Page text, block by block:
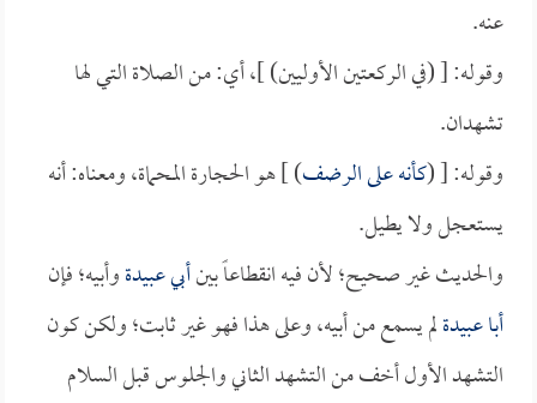
عنه.
وقوله: [ (في الركعتين الأوليين) ]، أي: من الصلاة التي لها
تشهدان.
وقوله: [ (كأنه على الرضف) ] هو الحجارة المحماة، ومعناه: أنه
يستعجل ولا يطيل.
والحديث غير صحيح؛ لأن فيه انقطاعاً بينأبي عبيدةوأبيه؛ فإن
أبا عبيدةلم يسمع من أبيه، وعلى هذا فهو غير ثابت؛ ولكن كون
التشهد الأول أخف من التشهد الثاني والجلوس قبل السلام